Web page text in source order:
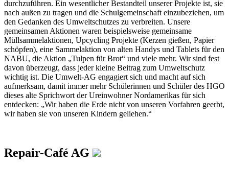
durchzuführen. Ein wesentlicher Bestandteil unserer Projekte ist, sie
nach außen zu tragen und die Schulgemeinschaft einzubeziehen, um
den Gedanken des Umweltschutzes zu verbreiten. Unsere
gemeinsamen Aktionen waren beispielsweise gemeinsame
Müllsammelaktionen, Upcycling Projekte (Kerzen gießen, Papier
schöpfen), eine Sammelaktion von alten Handys und Tablets für den
NABU, die Aktion „Tulpen für Brot“ und viele mehr. Wir sind fest
davon überzeugt, dass jeder kleine Beitrag zum Umweltschutz
wichtig ist. Die Umwelt-AG engagiert sich und macht auf sich
aufmerksam, damit immer mehr Schülerinnen und Schüler des HGO
dieses alte Sprichwort der Ureinwohner Nordamerikas für sich
entdecken: „Wir haben die Erde nicht von unseren Vorfahren geerbt,
wir haben sie von unseren Kindern geliehen.“
Repair-Café AG